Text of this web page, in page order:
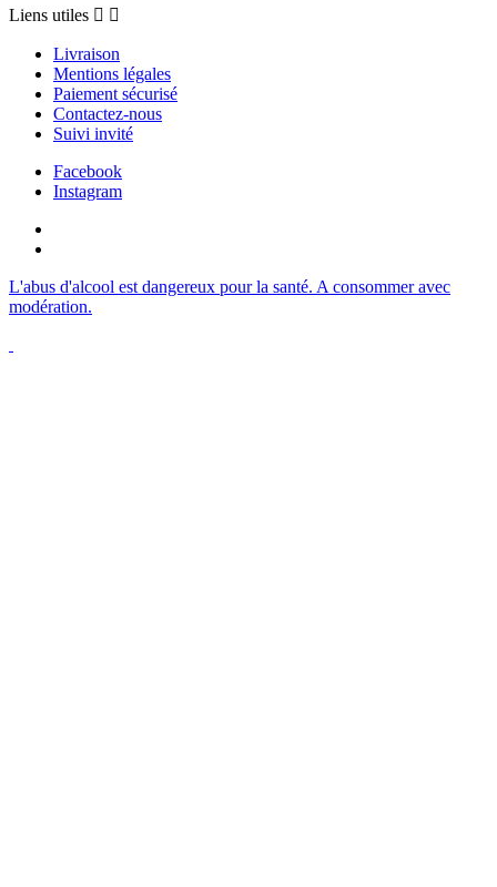
Liens utiles  
Livraison
Mentions légales
Paiement sécurisé
Contactez-nous
Suivi invité
Facebook
Instagram
L'abus d'alcool est dangereux pour la santé. A consommer avec
modération.